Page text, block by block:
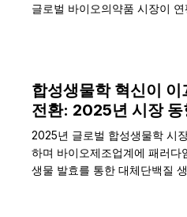
글로벌 바이오의약품 시장이
합성생물학 혁신이
전환: 2025년 시장 동
2025년 글로벌 합성생물학 시
하며 바이오제조업계에 패러다
생물 발효를 통한 대체단백질